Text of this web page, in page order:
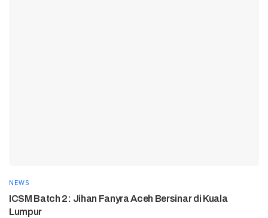
NEWS
ICSM Batch 2: Jihan Fanyra Aceh Bersinar di Kuala
Lumpur